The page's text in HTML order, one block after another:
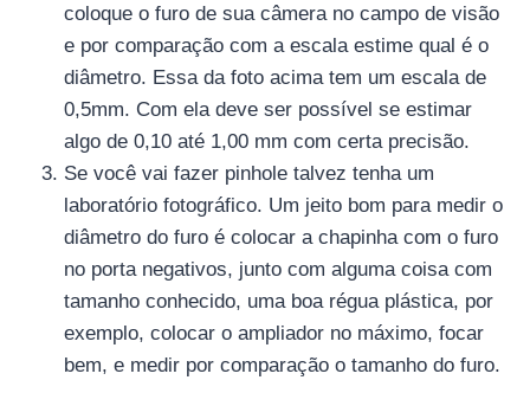
coloque o furo de sua câmera no campo de visão
e por comparação com a escala estime qual é o
diâmetro. Essa da foto acima tem um escala de
0,5mm. Com ela deve ser possível se estimar
algo de 0,10 até 1,00 mm com certa precisão.
Se você vai fazer pinhole talvez tenha um
laboratório fotográfico. Um jeito bom para medir o
diâmetro do furo é colocar a chapinha com o furo
no porta negativos, junto com alguma coisa com
tamanho conhecido, uma boa régua plástica, por
exemplo, colocar o ampliador no máximo, focar
bem, e medir por comparação o tamanho do furo.